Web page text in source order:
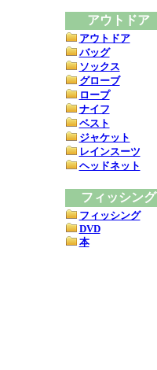
アウトドア
アウトドア
バッグ
ソックス
グローブ
ロープ
ナイフ
ベスト
ジャケット
レインスーツ
ヘッドネット
フィッシング
フィッシング
DVD
本